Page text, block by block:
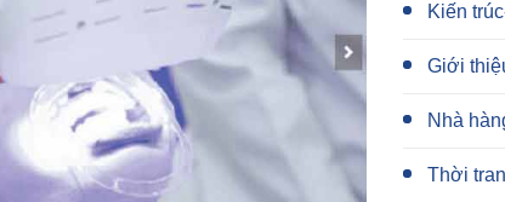
Kiến
Giới
Nhà
Thời